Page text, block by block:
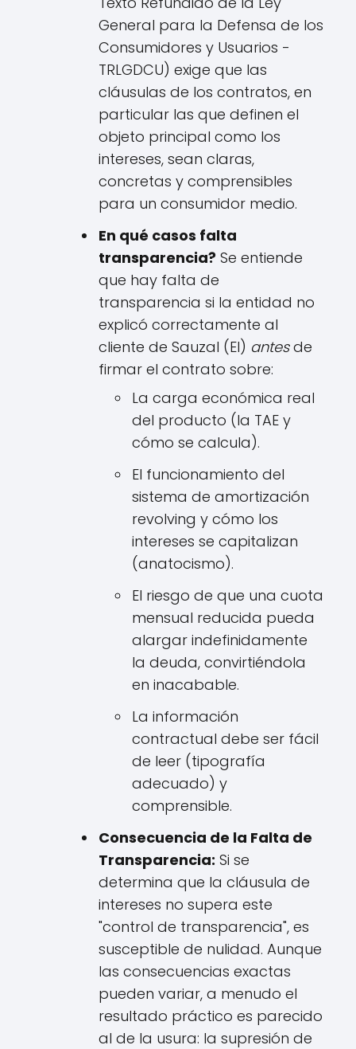
General para la Defensa de los
Consumidores y Usuarios -
TRLGDCU) exige que las
cláusulas de los contratos, en
particular las que definen el
objeto principal como los
intereses, sean claras,
concretas y comprensibles
para un consumidor medio.
En qué casos falta
transparencia? Se entiende
que hay falta de
transparencia si la entidad no
explicó correctamente al
cliente de Sauzal (El) antesde
firmar el contrato sobre:
La carga económica real
del producto (la TAE y
cómo se calcula).
El funcionamiento del
sistema de amortización
revolving y cómo los
intereses se capitalizan
(anatocismo).
El riesgo de que una cuota
mensual reducida pueda
alargar indefinidamente
la deuda, convirtiéndola
en inacabable.
La información
contractual debe ser fácil
de leer (tipografía
adecuado) y
comprensible.
Consecuencia de la Falta de
Transparencia: Si se
determina que la cláusula de
intereses no supera este
"control de transparencia", es
susceptible de nulidad. Aunque
las consecuencias exactas
pueden variar, a menudo el
resultado práctico es parecido
al de la usura: la supresión de